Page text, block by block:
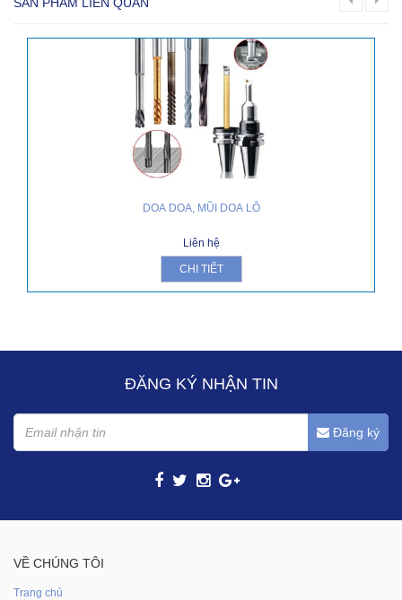
SẢN PHẨM LIÊN QUAN
DOA DOA, MŨI DOA LỖ
Liên hệ
CHI TIẾT
ĐĂNG KÝ NHẬN TIN
Đăng ký
VỀ CHÚNG TÔI
Trang chủ